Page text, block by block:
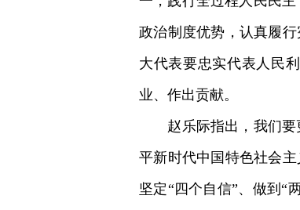
政治制度优势，认真履
大代表要忠实代表人民
业、作出贡献。
赵乐际指出，我们要
平新时代中国特色社会主
坚定“四个自信”、做到“